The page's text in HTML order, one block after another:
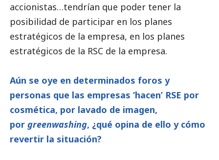
accionistas…tendrían que poder tener la
posibilidad de participar en los planes
estratégicos de la empresa, en los planes
estratégicos de la RSC de la empresa.
Aún se oye en determinados foros y
personas que las empresas ‘hacen’ RSE por
cosmética, por lavado de imagen,
por greenwashing, ¿qué opina de ello y cómo
revertir la situación?